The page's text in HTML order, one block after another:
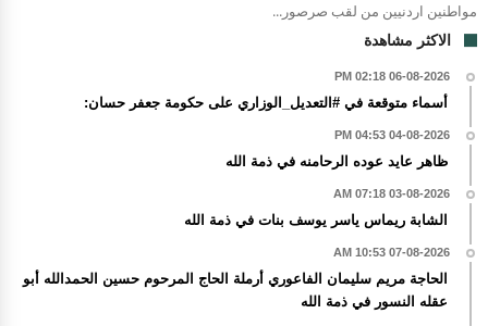
مواطنين اردنيين من لقب صرصور...
الاكثر مشاهدة
06-08-2026 02:18 PM
أسماء متوقعة في #التعديل_الوزاري على حكومة جعفر حسان:
04-08-2026 04:53 PM
ظاهر عايد عوده الرحامنه في ذمة الله
03-08-2026 07:18 AM
الشابة ريماس ياسر يوسف بنات في ذمة الله
07-08-2026 10:53 AM
الحاجة مريم سليمان الفاعوري أرملة الحاج المرحوم حسين الحمدالله أبو
عقله النسور في ذمة الله